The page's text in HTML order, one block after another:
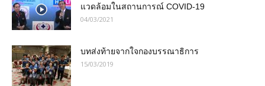
แวดล้อมในสถานการณ์ COVID-19
04/03/2021
บทส่งท้ายจากใจกองบรรณาธิการ
15/03/2019